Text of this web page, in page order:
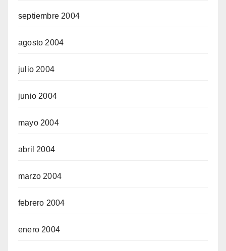
septiembre 2004
agosto 2004
julio 2004
junio 2004
mayo 2004
abril 2004
marzo 2004
febrero 2004
enero 2004